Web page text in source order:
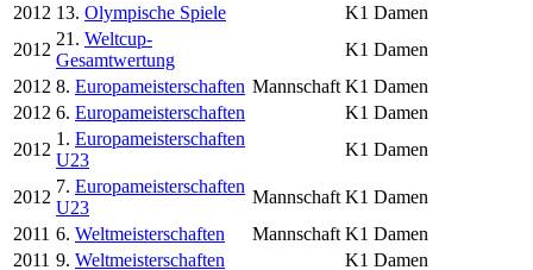
2012 13. Olympische Spiele
K1 Damen
2012
21. Weltcup-
Gesamtwertung
K1 Damen
2012 8. Europameisterschaften Mannschaft K1 Damen
2012 6. Europameisterschaften
K1 Damen
2012
1. Europameisterschaften
U23
K1 Damen
2012
7. Europameisterschaften
U23
Mannschaft K1 Damen
2011 6. Weltmeisterschaften Mannschaft K1 Damen
2011 9. Weltmeisterschaften
K1 Damen